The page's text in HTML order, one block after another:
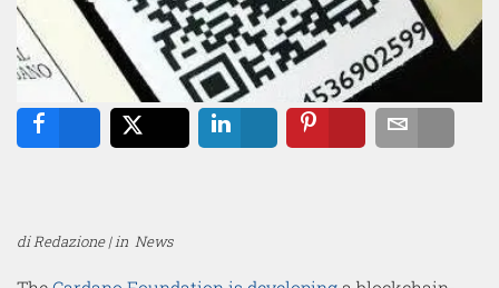
di Redazione | in News